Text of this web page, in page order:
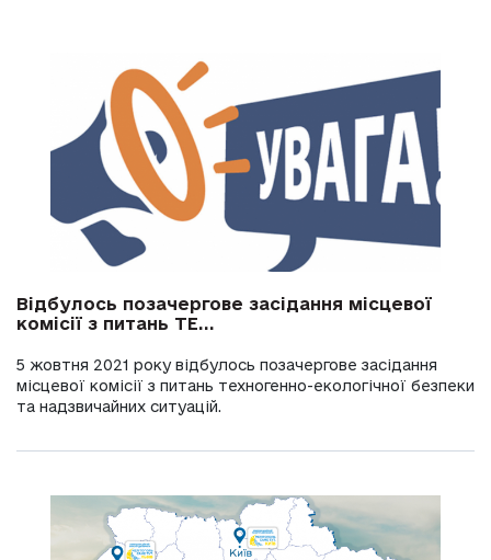
Відбулось позачергове засідання місцевої
комісії з питань ТЕ...
5 жовтня 2021 року відбулось позачергове засідання
місцевої комісії з питань техногенно-екологічної безпеки
та надзвичайних ситуацій.